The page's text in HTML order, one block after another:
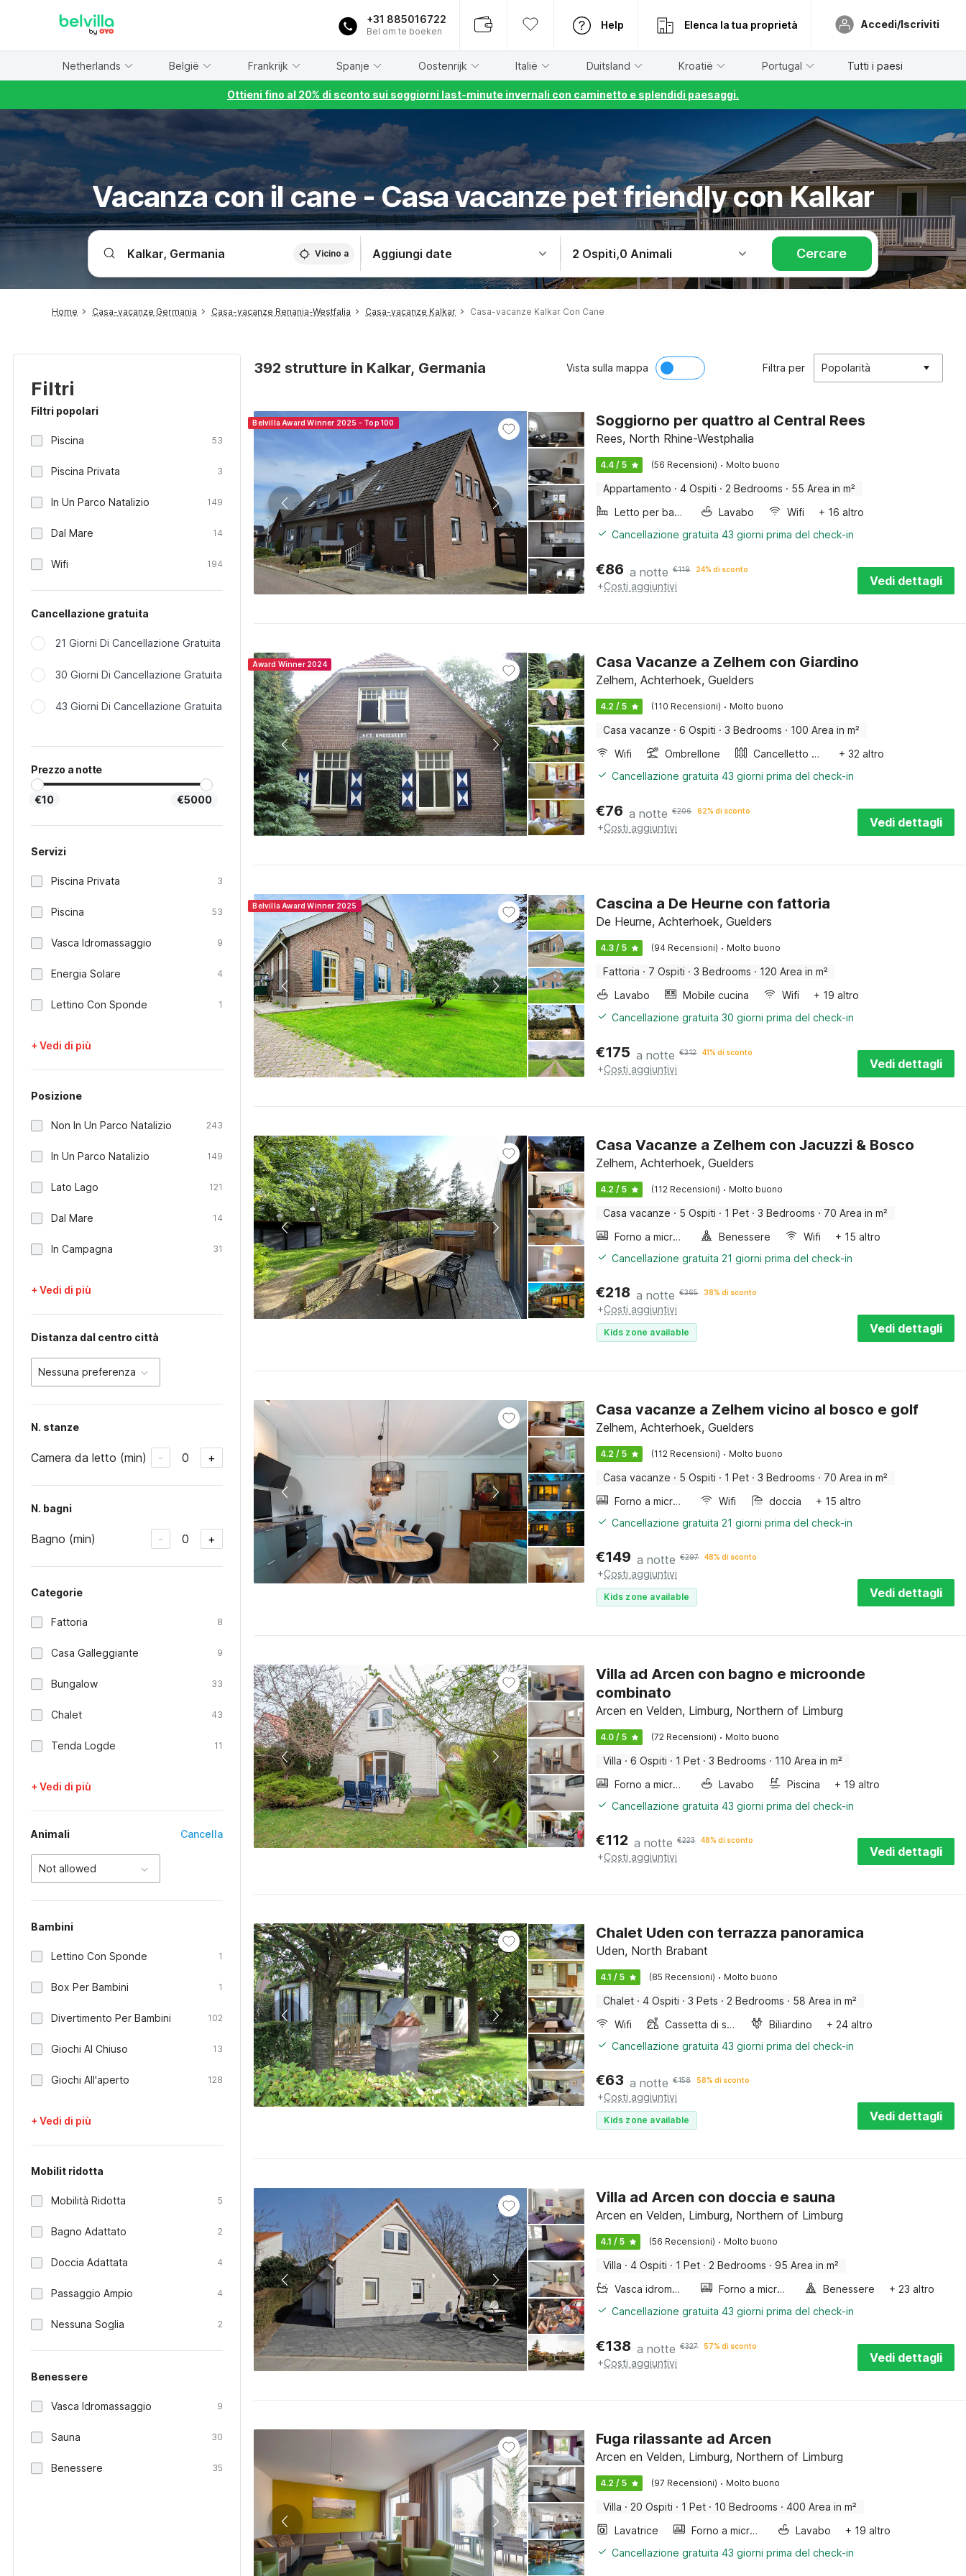
+31 885016722
Bel om te boeken
Help Elenca la tua proprietà Accedi/Iscriviti
Netherlands België Frankrijk Spanje Oostenrijk Italië Duitsland Kroatië Portugal Tutti i paesi
Ottieni fino al 20% di sconto sui soggiorni last-minute invernali con caminetto e splendidi paesaggi.
Vacanza con il cane - Casa vacanze pet friendly con Kalkar
Vicino a Aggiungi date 2 Ospiti,0 Animali Cercare
Home Casa-vacanze Germania Casa-vacanze Renania-Westfalia Casa-vacanze Kalkar Casa-vacanze Kalkar Con Cane
Filtri
Filtri popolari
Piscina 53
Piscina Privata 3
In Un Parco Natalizio 149
Dal Mare 14
Wifi 194
Cancellazione gratuita
21 Giorni Di Cancellazione Gratuita
30 Giorni Di Cancellazione Gratuita
43 Giorni Di Cancellazione Gratuita
Prezzo a notte
€10 €5000
Servizi
Piscina Privata 3
Piscina 53
Vasca Idromassaggio 9
Energia Solare 4
Lettino Con Sponde 1
+ Vedi di più
Posizione
Non In Un Parco Natalizio 243
In Un Parco Natalizio 149
Lato Lago 121
Dal Mare 14
In Campagna 31
+ Vedi di più
Distanza dal centro città
Nessuna preferenza
N. stanze
Camera da letto (min) - 0 +
N. bagni
Bagno (min) - 0 +
Categorie
Fattoria 8
Casa Galleggiante 9
Bungalow 33
Chalet 43
Tenda Logde 11
+ Vedi di più
Animali Cancella
Not allowed
Bambini
Lettino Con Sponde 1
Box Per Bambini 1
Divertimento Per Bambini 102
Giochi Al Chiuso 13
Giochi All'aperto 128
+ Vedi di più
Mobilit ridotta
Mobilità Ridotta 5
Bagno Adattato 2
Doccia Adattata 4
Passaggio Ampio 4
Nessuna Soglia 2
Benessere
Vasca Idromassaggio 9
Sauna 30
Benessere 35
392 strutture in Kalkar, Germania Vista sulla mappa Filtra per Popolarità
Belvilla Award Winner 2025 - Top 100 Soggiorno per quattro al Central Rees
Rees, North Rhine-Westphalia
4.4 / 5 (56 Recensioni) · Molto buono
Appartamento · 4 Ospiti · 2 Bedrooms · 55 Area in m²
Letto per bambini
Lavabo Wifi
+ 16 altro
Cancellazione gratuita 43 giorni prima del check-in
€86 a notte €119 24% di sconto
+Costi aggiuntivi Vedi dettagli
Award Winner 2024 Casa Vacanze a Zelhem con Giardino
Zelhem, Achterhoek, Guelders
4.2 / 5 (110 Recensioni) · Molto buono
Casa vacanze · 6 Ospiti · 3 Bedrooms · 100 Area in m²
Wifi
Ombrellone Cancelletto per scale
+ 32 altro
Cancellazione gratuita 43 giorni prima del check-in
€76 a notte €206 62% di sconto
+Costi aggiuntivi Vedi dettagli
Belvilla Award Winner 2025 Cascina a De Heurne con fattoria
De Heurne, Achterhoek, Guelders
4.3 / 5 (94 Recensioni) · Molto buono
Fattoria · 7 Ospiti · 3 Bedrooms · 120 Area in m²
Lavabo
Mobile cucina Wifi
+ 19 altro
Cancellazione gratuita 30 giorni prima del check-in
€175 a notte €312 41% di sconto
+Costi aggiuntivi Vedi dettagli
Casa Vacanze a Zelhem con Jacuzzi & Bosco
Zelhem, Achterhoek, Guelders
4.2 / 5 (112 Recensioni) · Molto buono
Casa vacanze · 5 Ospiti · 1 Pet · 3 Bedrooms · 70 Area in m²
Forno a microonde combinato
Benessere Wifi
+ 15 altro
Cancellazione gratuita 21 giorni prima del check-in
€218 a notte €365 38% di sconto
+Costi aggiuntivi
Kids zone available Vedi dettagli
Casa vacanze a Zelhem vicino al bosco e golf
Zelhem, Achterhoek, Guelders
4.2 / 5 (112 Recensioni) · Molto buono
Casa vacanze · 5 Ospiti · 1 Pet · 3 Bedrooms · 70 Area in m²
Forno a microonde combinato
Wifi doccia
+ 15 altro
Cancellazione gratuita 21 giorni prima del check-in
€149 a notte €297 48% di sconto
+Costi aggiuntivi
Kids zone available Vedi dettagli
Villa ad Arcen con bagno e microonde
combinato
Arcen en Velden, Limburg, Northern of Limburg
4.0 / 5 (72 Recensioni) · Molto buono
Villa · 6 Ospiti · 1 Pet · 3 Bedrooms · 110 Area in m²
Forno a microonde combinato
Lavabo Piscina
+ 19 altro
Cancellazione gratuita 43 giorni prima del check-in
€112 a notte €223 48% di sconto
+Costi aggiuntivi Vedi dettagli
Chalet Uden con terrazza panoramica
Uden, North Brabant
4.1 / 5 (85 Recensioni) · Molto buono
Chalet · 4 Ospiti · 3 Pets · 2 Bedrooms · 58 Area in m²
Wifi
Cassetta di sabbia Biliardino
+ 24 altro
Cancellazione gratuita 43 giorni prima del check-in
€63 a notte €158 58% di sconto
+Costi aggiuntivi
Kids zone available Vedi dettagli
Villa ad Arcen con doccia e sauna
Arcen en Velden, Limburg, Northern of Limburg
4.1 / 5 (56 Recensioni) · Molto buono
Villa · 4 Ospiti · 1 Pet · 2 Bedrooms · 95 Area in m²
Vasca idromassaggio
Forno a microonde combinato Benessere
+ 23 altro
Cancellazione gratuita 43 giorni prima del check-in
€138 a notte €327 57% di sconto
+Costi aggiuntivi Vedi dettagli
Fuga rilassante ad Arcen
Arcen en Velden, Limburg, Northern of Limburg
4.2 / 5 (97 Recensioni) · Molto buono
Villa · 20 Ospiti · 1 Pet · 10 Bedrooms · 400 Area in m²
Lavatrice
Forno a microonde combinato Lavabo
+ 19 altro
Cancellazione gratuita 43 giorni prima del check-in